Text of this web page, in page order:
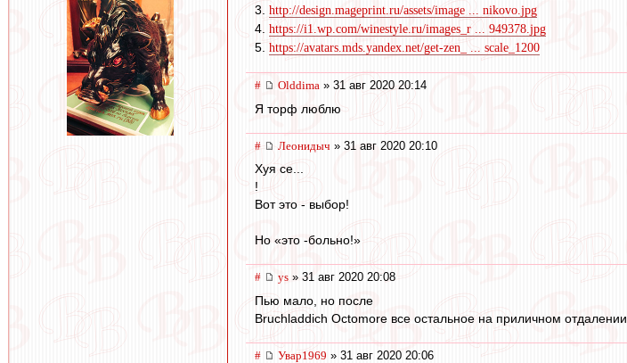
3. http://design.mageprint.ru/assets/image ... nikovo.jpg
4. https://i1.wp.com/winestyle.ru/images_r ... 949378.jpg
5. https://avatars.mds.yandex.net/get-zen_ ... scale_1200
# Olddima » 31 авг 2020 20:14
Я торф люблю
# Леонидыч » 31 авг 2020 20:10
Хуя се...
!
Вот это - выбор!
Но «это -больно!»
# ys » 31 авг 2020 20:08
Пью мало, но после
Bruchladdich Octomore все остальное на приличном отдалении.
# Увар1969 » 31 авг 2020 20:06